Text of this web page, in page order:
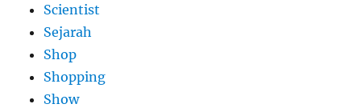
Scientist
Sejarah
Shop
Shopping
Show